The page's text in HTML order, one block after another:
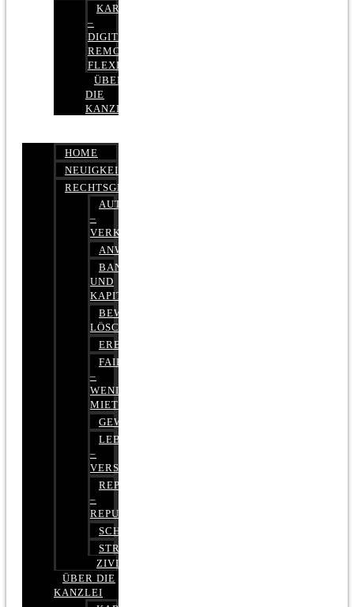
KARRIERE
–
DIGITAL,
REMOTE,
FLEXIBEL
ÜBER
DIE
KANZLEI
HOME
NEUIGKEITEN
RECHTSGEBIETE
AUTOBETRUG
–
VERKEHRSRECHT
ANWALTSHAFTUNGSRECHT
BANK-
UND
KAPITALMARKTRECHT
BEWERTUNGEN
LÖSCHEN
ERBRECHT
FAIRMIETEN
–
WENIGER
MIETE
GEWERBERECHT
LEBENSVERSICHERUNG
–
VERSICHERUNGSRECHT
REPUTATIONSRECHT
–
REPUTATIONSMANAGEMENT
SCHUFARECHT
STRAFRECHT
ZIVILRECHT
ÜBER DIE
KANZLEI